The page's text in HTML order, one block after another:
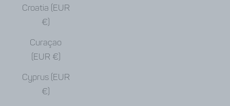
Croatia (EUR
€)
Curaçao
(EUR €)
Cyprus (EUR
€)